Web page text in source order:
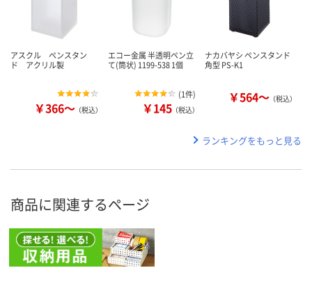
アスクル ペンスタン
ド アクリル製
￥366～ （税込）
エコー金属 半透明ペン立
て(筒状) 1199-538 1個
(1件)
￥145 （税込）
ナカバヤシ ペンスタンド
角型 PS-K1
￥564～ （税込）
ランキングをもっと見る
商品に関連するページ